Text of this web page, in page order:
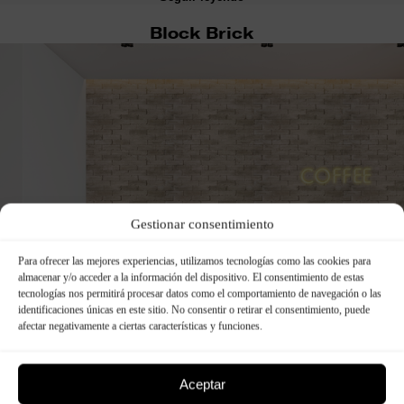
Gestionar consentimiento
Para ofrecer las mejores experiencias, utilizamos tecnologías como las cookies para
almacenar y/o acceder a la información del dispositivo. El consentimiento de estas
tecnologías nos permitirá procesar datos como el comportamiento de navegación o las
identificaciones únicas en este sitio. No consentir o retirar el consentimiento, puede
afectar negativamente a ciertas características y funciones.
Aceptar
Block Brick